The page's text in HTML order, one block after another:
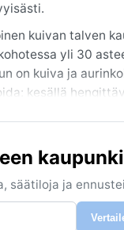
kuivan talven
yli 30
on kuiva ja
kesällä
mainittakoon
mutta
säätiloja ja